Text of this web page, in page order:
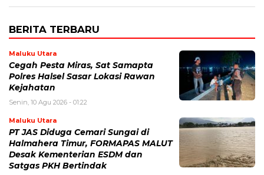
BERITA TERBARU
Maluku Utara
Cegah Pesta Miras, Sat Samapta
Polres Halsel Sasar Lokasi Rawan
Kejahatan
Senin, 10 Agu 2026 - 01:22
Maluku Utara
PT JAS Diduga Cemari Sungai di
Halmahera Timur, FORMAPAS MALUT
Desak Kementerian ESDM dan
Satgas PKH Bertindak